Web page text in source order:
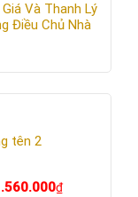
Và Thanh Lý
Điều Chủ Nhà
tên 2
₫Giá